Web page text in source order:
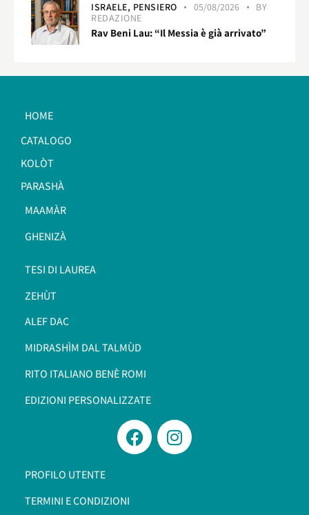
ISRAELE, PENSIERO 05/08/2026
BY
REDAZIONE
Rav Beni Lau: “Il Messia è già arrivato”
HOME
CATALOGO
KOLÒT
PARASHÀ
MAAMÀR
GHENIZÀ
TESI DI LAUREA
ZEHÙT
ALEF DAC
MIDRASHÌM DAL TALMÙD
RITO ITALIANO BENÈ ROMI​
EDIZIONI PERSONALIZZATE
PROFILO UTENTE
TERMINI E CONDIZIONI